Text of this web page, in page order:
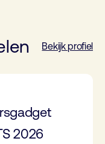
Bekijk profiel
2026